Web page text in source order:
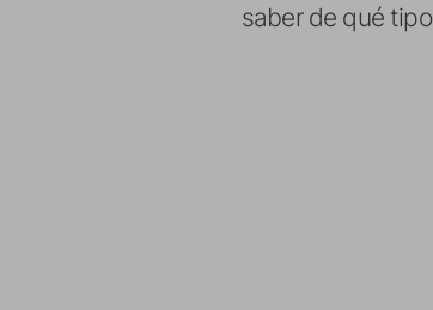
saber de qué